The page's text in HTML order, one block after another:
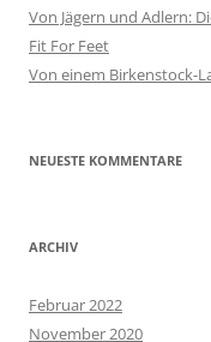
Von Jägern und Adlern:
Fit For Feet
Von einem Birkenstock-
NEUESTE KOMMENTARE
ARCHIV
Februar 2022
November 2020